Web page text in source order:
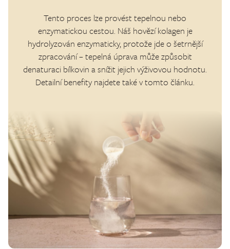
Tento proces lze provést tepelnou nebo
enzymatickou cestou. Náš hovězí kolagen je
hydrolyzován enzymaticky, protože jde o šetrnější
zpracování – tepelná úprava může způsobit
denaturaci bílkovin a snížit jejich výživovou hodnotu.
Detailní benefity najdete také v tomto článku.